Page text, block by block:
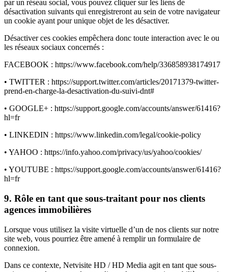
par un réseau social, vous pouvez cliquer sur les liens de
désactivation suivants qui enregistreront au sein de votre navigateur
un cookie ayant pour unique objet de les désactiver.
Désactiver ces cookies empêchera donc toute interaction avec le ou
les réseaux sociaux concernés :
FACEBOOK : https://www.facebook.com/help/336858938174917
• TWITTER : https://support.twitter.com/articles/20171379-twitter-
prend-en-charge-la-desactivation-du-suivi-dnt#
• GOOGLE+ : https://support.google.com/accounts/answer/61416?
hl=fr
• LINKEDIN : https://www.linkedin.com/legal/cookie-policy
• YAHOO : https://info.yahoo.com/privacy/us/yahoo/cookies/
• YOUTUBE : https://support.google.com/accounts/answer/61416?
hl=fr
9. Rôle en tant que sous-traitant pour nos clients
agences immobilières
Lorsque vous utilisez la visite virtuelle d’un de nos clients sur notre
site web, vous pourriez être amené à remplir un formulaire de
connexion.
Dans ce contexte, Netvisite HD / HD Media agit en tant que sous-